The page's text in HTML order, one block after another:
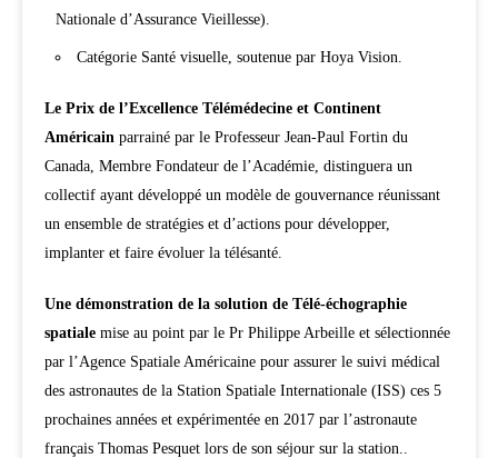
Nationale d’Assurance Vieillesse).
Catégorie Santé visuelle, soutenue par Hoya Vision.
Le Prix de l’Excellence Télémédecine et Continent
Américain parrainé par le Professeur Jean-Paul Fortin du
Canada, Membre Fondateur de l’Académie, distinguera un
collectif ayant développé un modèle de gouvernance réunissant
un ensemble de stratégies et d’actions pour développer,
implanter et faire évoluer la télésanté.
Une démonstration de la solution de Télé-échographie
spatiale mise au point par le Pr Philippe Arbeille et sélectionnée
par l’Agence Spatiale Américaine pour assurer le suivi médical
des astronautes de la Station Spatiale Internationale (ISS) ces 5
prochaines années et expérimentée en 2017 par l’astronaute
français Thomas Pesquet lors de son séjour sur la station..